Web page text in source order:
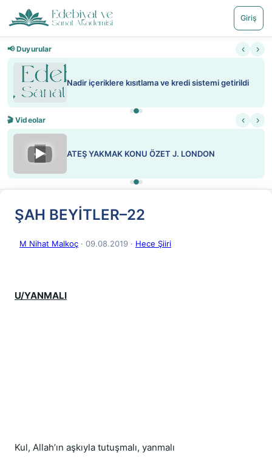
Giriş
📢 Duyurular ‹ ›
Nadir içeriklere kısıtlama ve kredi sistemi getirildi
🎬 Videolar ‹ ›
▶ ATEŞ YAKMAK KONU ÖZET J. LONDON
ŞAH BEYİTLER–22
M Nihat Malkoç · 09.08.2019 · Hece Şiiri
U/YANMALI
Kul, Allah’ın aşkıyla tutuşmalı, yanmalı